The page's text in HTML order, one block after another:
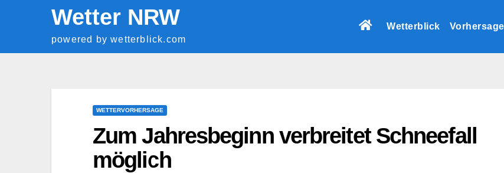
Wetter NRW
powered by wetterblick.com
Wetterblick Vorhersage
WETTERVORHERSAGE
Zum Jahresbeginn verbreitet Schneefall
möglich